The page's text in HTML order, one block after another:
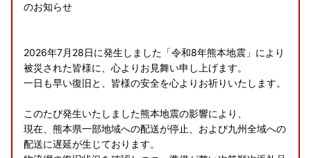
のお知らせ
2026年7月28日に発生しました「令和8年熊本地震」により
被災された皆様に、心よりお見舞い申し上げます。
一日も早い復旧と、皆様の安全を心よりお祈りいたします。
このたび発生いたしました熊本地震の影響により、
現在、熊本県一部地域への配送が停止、および九州全域への
配送に遅延が生じております。